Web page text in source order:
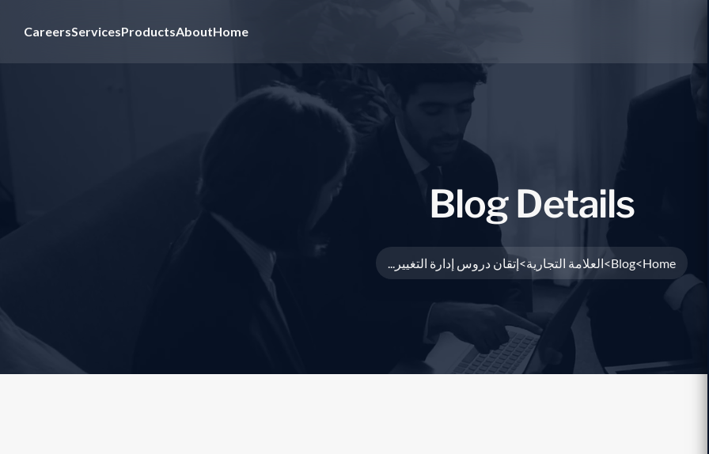
Home
About
Products
Services
Careers
Blog Details
Home
>
Blog
>العلامة التجارية>إتقان دروس إدارة التغيير...